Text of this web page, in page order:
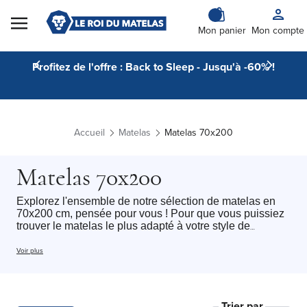
Skip to Content
Mon panier Mon compte
Profitez de l'offre : Back to Sleep - Jusqu'à -60% !
Accueil Matelas Matelas 70x200
Matelas 70x200
Explorez l'ensemble de notre sélection de matelas en
70x200 cm, pensée pour vous ! Pour que vous puissiez
trouver le matelas le plus adapté à votre style de
matelas 70x200 cm Le roi du matelas avec tous type de
: chaque dormeur peut trouver le
Voir plus